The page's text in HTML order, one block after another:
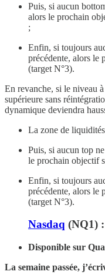
Puis, si aucun
alors le prochain
;
Enfin, si toujours
précédente, alors le
(target N°3).
En revanche, si le niveau
supérieure sans
dynamique deviendra
La zone de
Puis, si aucun top
le prochain objectif
Enfin, si toujours
précédente, alors le
(target N°3).
Nasdaq (NQ1) :
Disponible sur
La semaine passée,